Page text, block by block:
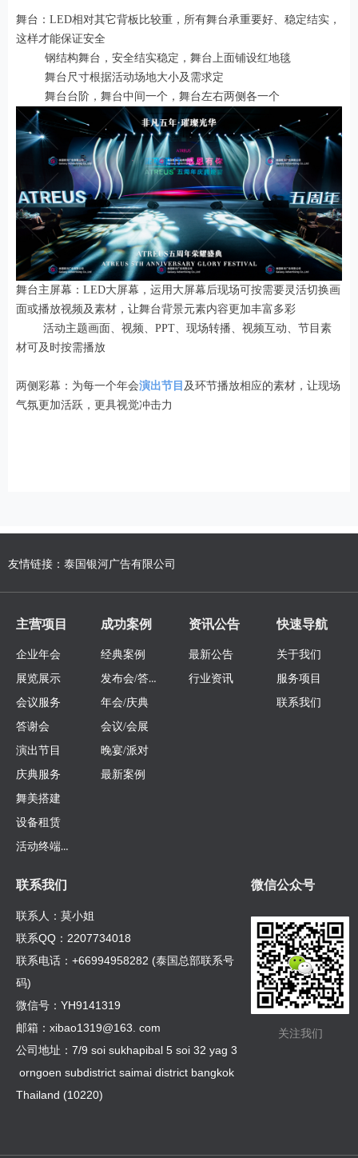
舞台：LED相对其它背板比较重，所有舞台承重要好、稳定结实，
这样才能保证安全
钢结构舞台，安全结实稳定，舞台上面铺设红地毯
舞台尺寸根据活动场地大小及需求定
舞台台阶，舞台中间一个，舞台左右两侧各一个
舞台主屏幕：LED大屏幕，运用大屏幕后现场可按需要灵活切换画
面或播放视频及素材，让舞台背景元素内容更加丰富多彩
活动主题画面、视频、PPT、现场转播、视频互动、节目素
材可及时按需播放
两侧彩幕：为每一个年会演出节目 及环节播放相应的素材，让现场
气氛更加活跃，更具视觉冲击力
关注我们
微信公众号
联系我们
联系人：莫小姐
联系QQ：2207734018
联系电话：+66994958282 (泰国总部联系号
码)
微信号：YH9141319
邮箱：xibao1319@163. com
公司地址：7/9 soi sukhapibal 5 soi 32 yag 3
orngoen subdistrict saimai district bangkok
Thailand (10220)
主营项目
企业年会
展览展示
会议服务
答谢会
演出节目
庆典服务
舞美搭建
设备租赁
活动终端定制
成功案例
经典案例
发布会/答谢会
年会/庆典
会议/会展
晚宴/派对
最新案例
资讯公告
最新公告
行业资讯
快速导航
关于我们
服务项目
联系我们
友情链接： 泰国银河广告有限公司